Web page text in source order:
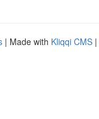
| Made with Kliqqi CMS |